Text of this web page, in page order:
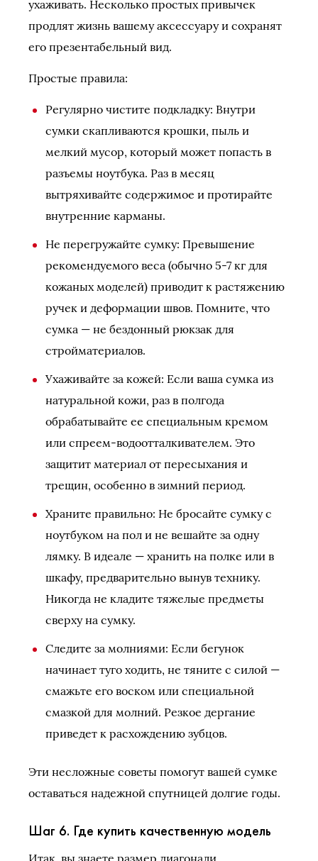
ухаживать. Несколько простых привычек
продлят жизнь вашему аксессуару и сохранят
его презентабельный вид.
Простые правила:
Регулярно чистите подкладку: Внутри
сумки скапливаются крошки, пыль и
мелкий мусор, который может попасть в
разъемы ноутбука. Раз в месяц
вытряхивайте содержимое и протирайте
внутренние карманы.
Не перегружайте сумку: Превышение
рекомендуемого веса (обычно 5-7 кг для
кожаных моделей) приводит к растяжению
ручек и деформации швов. Помните, что
сумка — не бездонный рюкзак для
стройматериалов.
Ухаживайте за кожей: Если ваша сумка из
натуральной кожи, раз в полгода
обрабатывайте ее специальным кремом
или спреем-водоотталкивателем. Это
защитит материал от пересыхания и
трещин, особенно в зимний период.
Храните правильно: Не бросайте сумку с
ноутбуком на пол и не вешайте за одну
лямку. В идеале — хранить на полке или в
шкафу, предварительно вынув технику.
Никогда не кладите тяжелые предметы
сверху на сумку.
Следите за молниями: Если бегунок
начинает туго ходить, не тяните с силой —
смажьте его воском или специальной
смазкой для молний. Резкое дергание
приведет к расхождению зубцов.
Эти несложные советы помогут вашей сумке
оставаться надежной спутницей долгие годы.
Шаг 6. Где купить качественную модель
Итак, вы знаете размер диагонали,